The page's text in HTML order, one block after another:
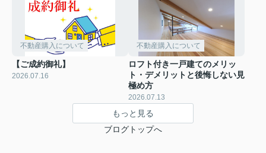
不動産購入について
【ご成約御礼】
2026.07.16
不動産購入について
ロフト付き一戸建てのメリッ
ト・デメリットと後悔しない見
極め方
2026.07.13
もっと見る
ブログトップへ